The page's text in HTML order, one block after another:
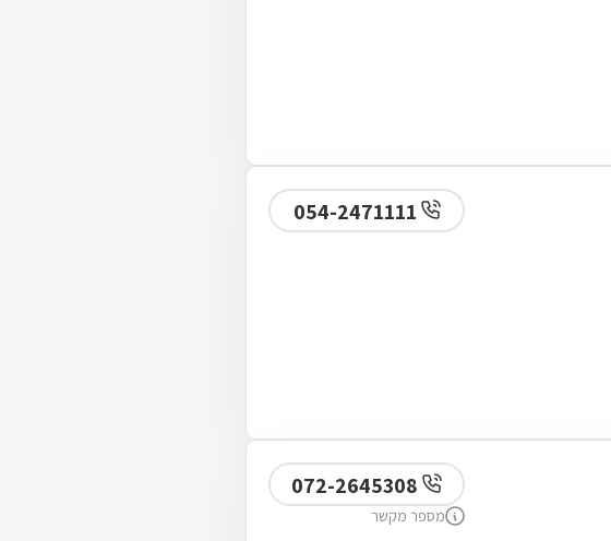
מספר מקשר